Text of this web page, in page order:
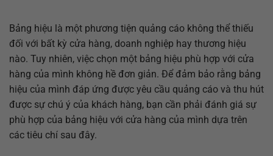
Bảng hiệu là một phương tiện quảng cáo không thể thiếu
đối với bất kỳ cửa hàng, doanh nghiệp hay thương hiệu
nào. Tuy nhiên, việc chọn một bảng hiệu phù hợp với cửa
hàng của mình không hề đơn giản. Để đảm bảo rằng bảng
hiệu của mình đáp ứng được yêu cầu quảng cáo và thu hút
được sự chú ý của khách hàng, bạn cần phải đánh giá sự
phù hợp của bảng hiệu với cửa hàng của mình dựa trên
các tiêu chí sau đây.